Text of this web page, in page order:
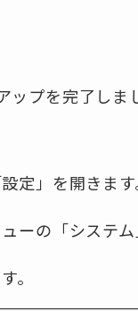
プを完了し
定」を開きます
ーの「システム
。